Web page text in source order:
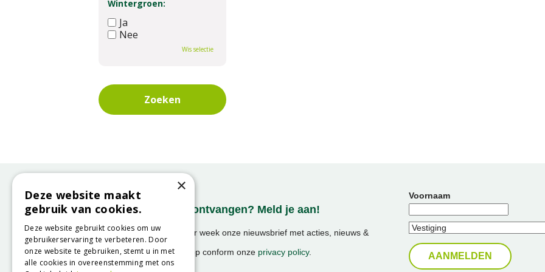
Wintergroen:
Ja
Nee
Wis selectie
Onze nieuwsbrief ontvangen? Meld je aan!
Ontvang ongeveer 1x per week onze nieuwsbrief met acties, nieuws &
activiteiten!
We slaan uw gegevens op conform onze privacy policy.
Voornaam
×
Deze website maakt
gebruik van cookies.
Deze website gebruikt cookies om uw
gebruikerservaring te verbeteren. Door
onze website te gebruiken, stemt u in met
alle cookies in overeenstemming met ons